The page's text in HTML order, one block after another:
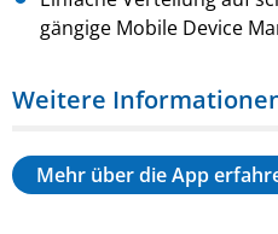
gängige Mobile Device
Weitere
Mehr über die App